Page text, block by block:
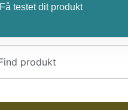
Få testet dit produkt